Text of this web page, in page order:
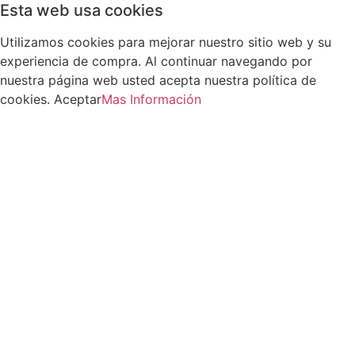
Esta web usa cookies
Utilizamos cookies para mejorar nuestro sitio web y su
experiencia de compra. Al continuar navegando por
nuestra página web usted acepta nuestra política de
cookies. AceptarMas Información